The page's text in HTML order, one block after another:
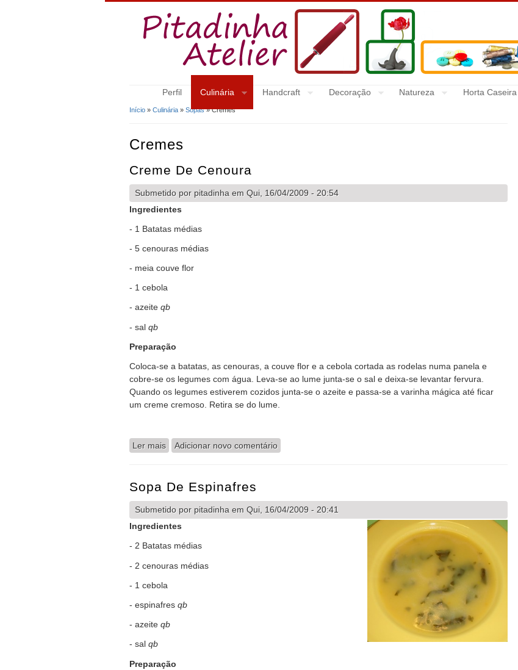
Perfil Culinária Handcraft Decoração Natureza Horta Caseira
Início » Culinária » Sopas» Cremes
Cremes
Creme De Cenoura
Submetido por pitadinha em Qui, 16/04/2009 - 20:54
Ingredientes
- 1 Batatas médias
- 5 cenouras médias
- meia couve flor
- 1 cebola
- azeite qb
- sal qb
Preparação
Coloca-se a batatas, as cenouras, a couve flor e a cebola cortada as rodelas numa panela e
cobre-se os legumes com água. Leva-se ao lume junta-se o sal e deixa-se levantar fervura.
Quando os legumes estiverem cozidos junta-se o azeite e passa-se a varinha mágica até ficar
um creme cremoso. Retira se do lume.
Ler mais acerca de Creme de Cenoura
Adicionar novo comentário
Sopa De Espinafres
Submetido por pitadinha em Qui, 16/04/2009 - 20:41
Ingredientes
- 2 Batatas médias
- 2 cenouras médias
- 1 cebola
- espinafres qb
- azeite qb
- sal qb
Preparação